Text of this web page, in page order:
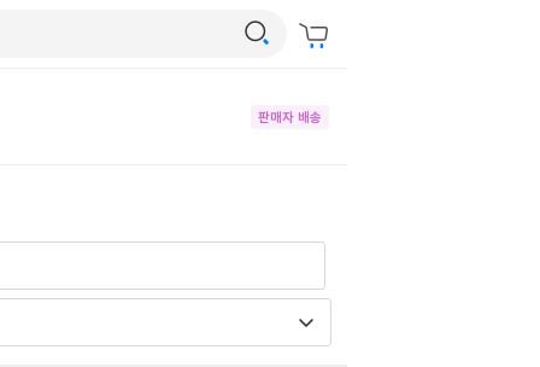
판매자 배송